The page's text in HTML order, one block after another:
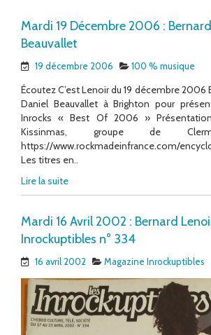
Mardi 19 Décembre 2006 : Bernard
Beauvallet
19 décembre 2006 100 % musique
Écoutez C’est Lenoir du 19 décembre 2006
Daniel Beauvallet à Brighton pour
Inrocks « Best Of 2006 »
Kissinmas, groupe de
https://www.rockmadeinfrance.com/
Les titres en..
Lire la suite
Mardi 16 Avril 2002 : Bernard
Inrockuptibles n° 334
16 avril 2002 Magazine Inrockuptibles